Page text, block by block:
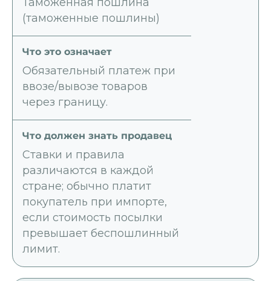
(таможенные пошлины)
Обязательный платеж при
ввозе/вывозе товаров
через границу.
Ставки и правила
различаются в каждой
стране; обычно платит
покупатель при импорте,
если стоимость посылки
превышает беспошлинный
лимит.